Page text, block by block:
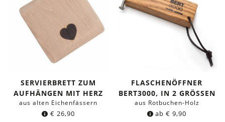
SERVIERBRETT ZUM
AUFHÄNGEN MIT HERZ
aus alten Eichenfässern
€ 26,90
FLASCHENÖFFNER
BERT3000, IN 2 GRÖSSEN
aus Rotbuchen-Holz
ab€ 9,90